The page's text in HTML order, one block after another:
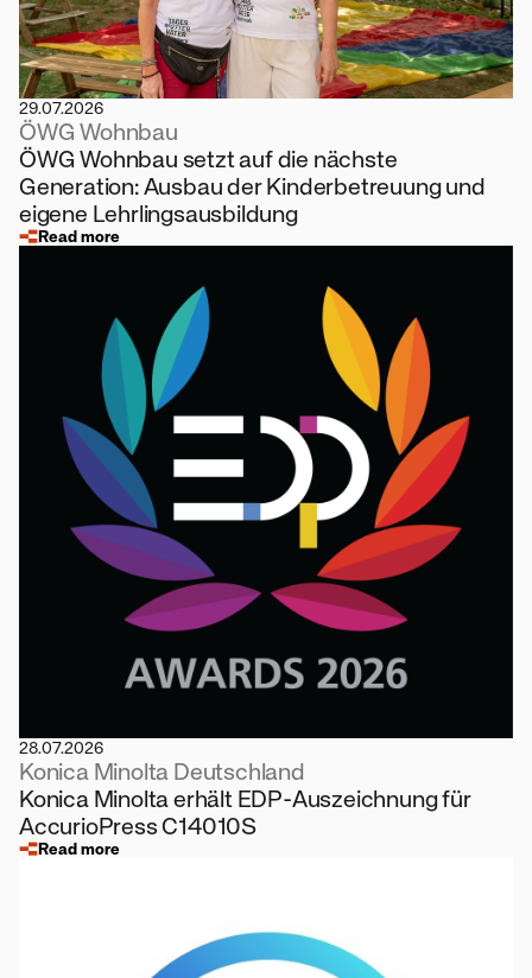
29.07.2026
ÖWG Wohnbau
ÖWG Wohnbau setzt auf die nächste
Generation: Ausbau der Kinderbetreuung und
eigene Lehrlingsausbildung
Read more
28.07.2026
Konica Minolta Deutschland
Konica Minolta erhält EDP-Auszeichnung für
AccurioPress C14010S
Read more